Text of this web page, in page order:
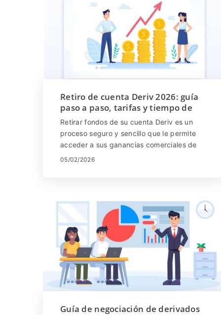
Retiro de cuenta Deriv 2026: guía
paso a paso, tarifas y tiempo de
procesamiento
Retirar fondos de su cuenta Deriv es un
proceso seguro y sencillo que le permite
acceder a sus ganancias comerciales de
manera rápida y eficiente. Deriv admite
en la forma de recibir sus fondos. En esta
guía paso a paso, aprenderá cómo solicitar
un retiro de su cuenta Deriv, comprenderá
las tarifas involucradas y obtendrá
expectativas claras sobre los tiempos de
procesamiento para que pueda disfrutar de
sus ganancias con confianza y
tranquilidad.
05/02/2026
Guía de negociación de derivados